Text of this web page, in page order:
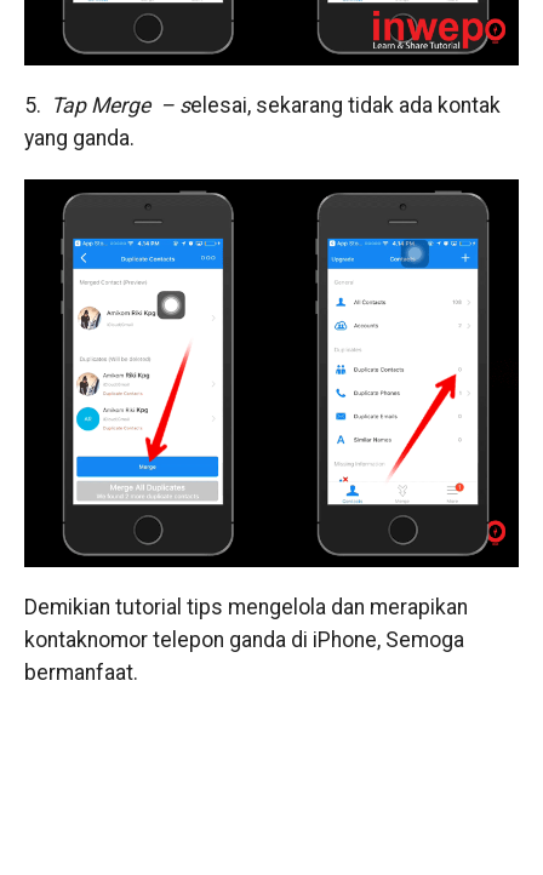
5. Tap Merge – selesai, sekarang tidak ada kontak
yang ganda.
Demikian tutorial tips mengelola dan merapikan
kontaknomor telepon ganda di iPhone, Semoga
bermanfaat.